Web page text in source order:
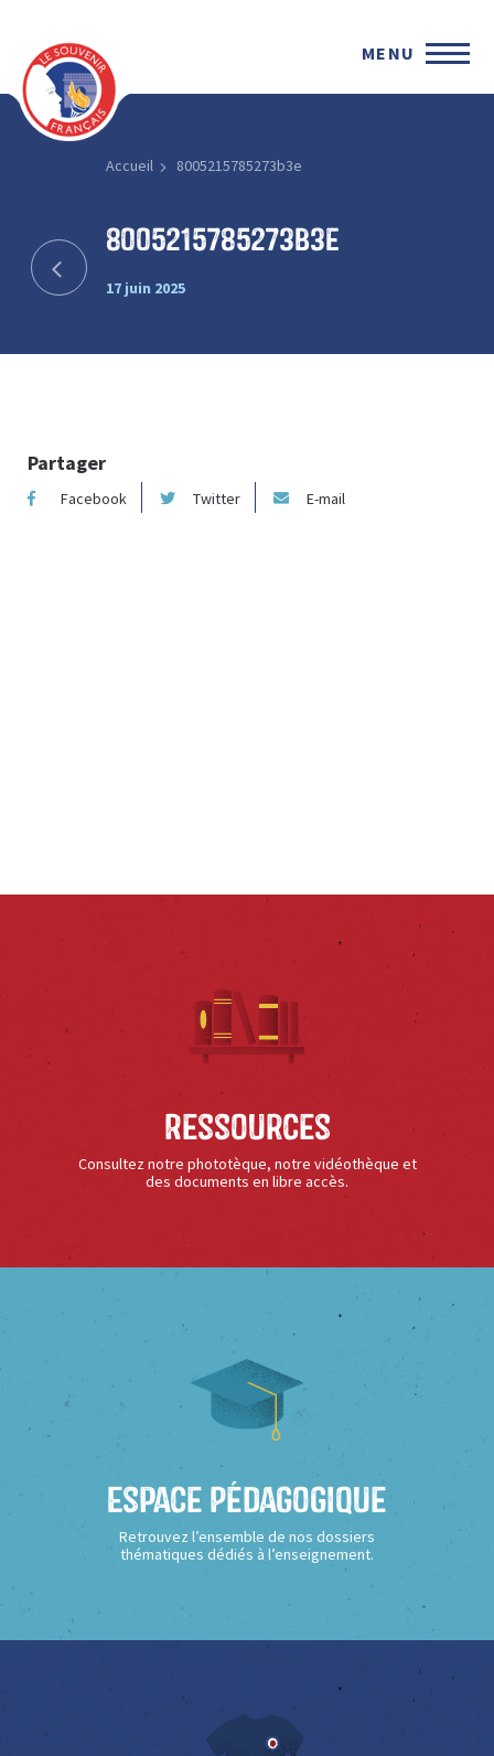
MENU
Accueil 8005215785273b3e
8005215785273b3e
17 juin 2025
Partager
Facebook Twitter E-mail
Ressources
Consultez notre phototèque, notre vidéothèque et
des documents en libre accès.
Espace Pédagogique
Retrouvez l’ensemble de nos dossiers
thématiques dédiés à l’enseignement.